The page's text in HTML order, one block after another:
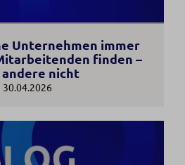
Unternehmen immer
finden –
andere nicht
30.04.2026